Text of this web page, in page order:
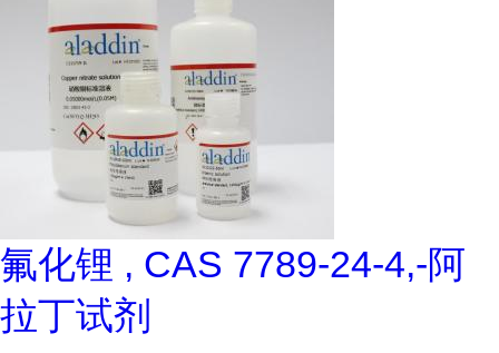
氟化锂 , CAS 7789-24-4,-阿
拉丁试剂